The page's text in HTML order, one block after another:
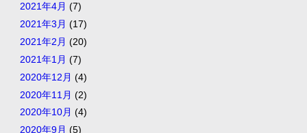
2021年4月 (7)
2021年3月 (17)
2021年2月 (20)
2021年1月 (7)
2020年12月 (4)
2020年11月 (2)
2020年10月 (4)
2020年9月 (5)